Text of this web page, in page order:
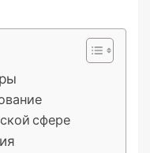
сфере